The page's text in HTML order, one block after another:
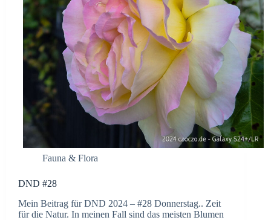
Fauna & Flora
DND #28
Mein Beitrag für DND 2024 – #28 Donnerstag.. Zeit
für die Natur. In meinen Fall sind das meisten Blumen